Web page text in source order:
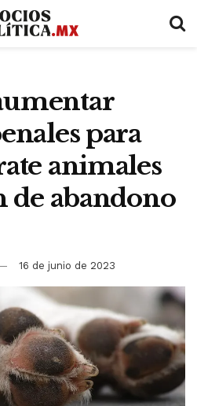
para
animales
de abandono
16 de junio de 2023